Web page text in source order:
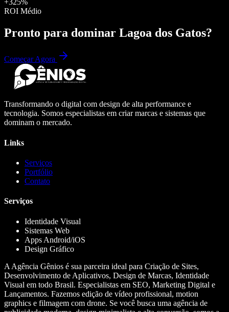
ROI Médio
Pronto para dominar Lagoa dos Gatos?
Começar Agora
Transformando o digital com design de alta performance e
tecnologia. Somos especialistas em criar marcas e sistemas que
dominam o mercado.
Links
Serviços
Portfólio
Contato
Serviços
Identidade Visual
Sistemas Web
Apps Android/iOS
Design Gráfico
A Agência Gênios é sua parceira ideal para Criação de Sites,
Desenvolvimento de Aplicativos, Design de Marcas, Identidade
Visual em todo Brasil. Especialistas em SEO, Marketing Digital e
Lançamentos. Fazemos edição de vídeo profissional, motion
graphics e filmagem com drone. Se você busca uma agência de